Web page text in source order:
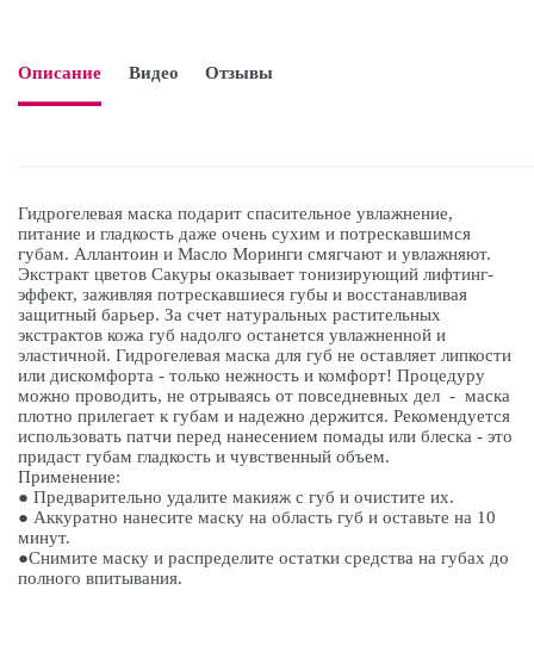
Описание Видео Отзывы
Гидрогелевая маска подарит спасительное увлажнение,
питание и гладкость даже очень сухим и потрескавшимся
губам. Аллантоин и Масло Моринги смягчают и увлажняют.
Экстракт цветов Сакуры оказывает тонизирующий лифтинг-
эффект, заживляя потрескавшиеся губы и восстанавливая
защитный барьер. За счет натуральных растительных
экстрактов кожа губ надолго останется увлажненной и
эластичной. Гидрогелевая маска для губ не оставляет липкости
или дискомфорта - только нежность и комфорт! Процедуру
можно проводить, не отрываясь от повседневных дел - маска
плотно прилегает к губам и надежно держится. Рекомендуется
использовать патчи перед нанесением помады или блеска - это
придаст губам гладкость и чувственный объем.
Применение:
● Предварительно удалите макияж с губ и очистите их.
● Аккуратно нанесите маску на область губ и оставьте на 10
минут.
●Снимите маску и распределите остатки средства на губах до
полного впитывания.